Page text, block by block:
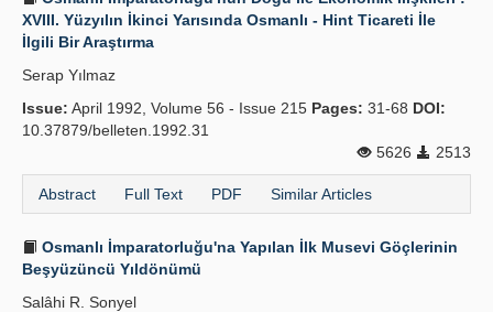
XVIII. Yüzyılın İkinci Yarısında Osmanlı - Hint Ticareti İle
İlgili Bir Araştırma
Serap Yılmaz
Issue: April 1992, Volume 56 - Issue 215 Pages: 31-68 DOI:
10.37879/belleten.1992.31
5626
2513
Abstract Full Text PDF Similar Articles
Osmanlı İmparatorluğu'na Yapılan İlk Musevi Göçlerinin
Beşyüzüncü Yıldönümü
Salâhi R. Sonyel